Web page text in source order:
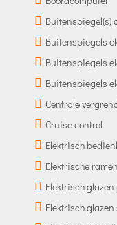
Buitenspiegel(s)
Buitenspiegels
Buitenspiegels
Buitenspiegels
Centrale
Cruise control
Elektrisch
Elektrische
Elektrisch
Elektrisch